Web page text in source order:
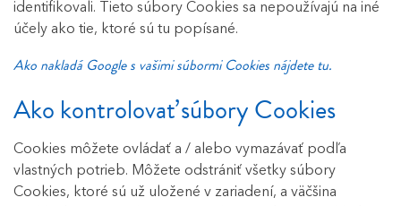
identifikovali. Tieto súbory Cookies sa nepoužívajú na iné
účely ako tie, ktoré sú tu popísané.
Ako nakladá Google s vašimi súbormi Cookies nájdete tu.
Ako kontrolovať súbory Cookies
Cookies môžete ovládať a / alebo vymazávať podľa
vlastných potrieb. Môžete odstrániť všetky súbory
Cookies, ktoré sú už uložené v zariadení, a väčšina